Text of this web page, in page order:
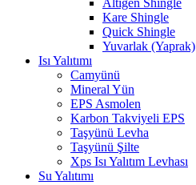
Kare Shingle
Quick Shingle
Yuvarlak (Yaprak)
Isı Yalıtımı
Camyünü
Mineral Yün
EPS Asmolen
Karbon Takviyeli EPS
Taşyünü Levha
Taşyünü Şilte
Xps Isı Yalıtım Levhası
Su Yalıtımı